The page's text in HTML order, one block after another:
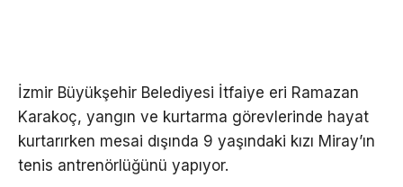
İzmir Büyükşehir Belediyesi İtfaiye eri Ramazan
Karakoç, yangın ve kurtarma görevlerinde hayat
kurtarırken mesai dışında 9 yaşındaki kızı Miray’ın
tenis antrenörlüğünü yapıyor.